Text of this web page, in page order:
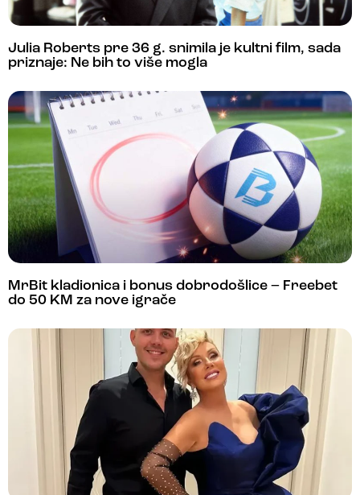
Julia Roberts pre 36 g. snimila je kultni film, sada
priznaje: Ne bih to više mogla
MrBit kladionica i bonus dobrodošlice – Freebet
do 50 KM za nove igrače